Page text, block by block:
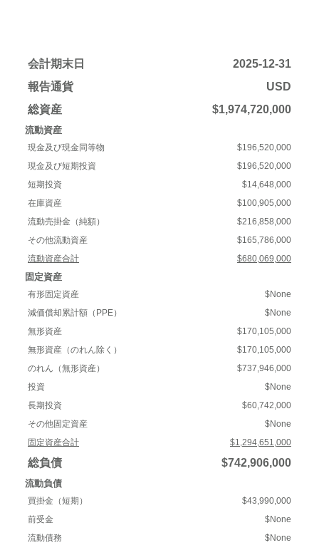
会計期末日
2025-12-31
報告通貨
USD
総資産
$1,974,720,000
流動資産
現金及び現金同等物
$196,520,000
現金及び短期投資
$196,520,000
短期投資
$14,648,000
在庫資産
$100,905,000
流動売掛金（純額）
$216,858,000
その他流動資産
$165,786,000
流動資産合計
$680,069,000
固定資産
有形固定資産
$None
減価償却累計額（PPE）
$None
無形資産
$170,105,000
無形資産（のれん除く）
$170,105,000
のれん（無形資産）
$737,946,000
投資
$None
長期投資
$60,742,000
その他固定資産
$None
固定資産合計
$1,294,651,000
総負債 $742,906,000
流動負債
買掛金（短期）
$43,990,000
前受金
$None
流動債務
$None